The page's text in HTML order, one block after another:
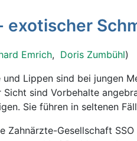
exotischer
Emrich, Doris Zumbühl)
und Lippen sind bei jungen
Sicht sind Vorbehalte
Sie führen in seltenen
Zahnärzte-Gesellschaft